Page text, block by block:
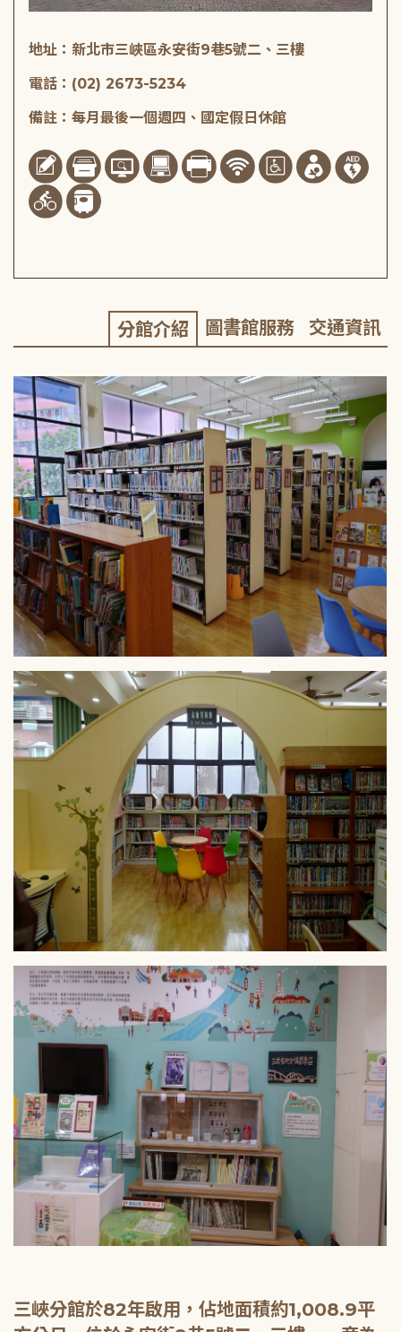
地址：新北市三峽區永安街9巷5號二、三樓
電話：(02) 2673-5234
備註：每月最後一個週四、國定假日休館
分館介紹 圖書館服務 交通資訊
三峽分館於82年啟用，佔地面積約1,008.9平